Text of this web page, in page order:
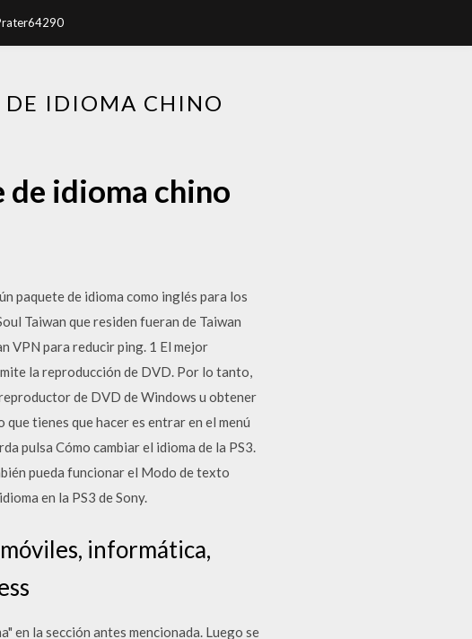
DE IDIOMA CHINO
de idioma chino
paquete de idioma como inglés para los
Taiwan que residen fueran de Taiwan
VPN para reducir ping. 1 El mejor
la reproducción de DVD. Por lo tanto,
de DVD de Windows u obtener
tienes que hacer es entrar en el menú
pulsa Cómo cambiar el idioma de la PS3.
pueda funcionar el Modo de texto
en la PS3 de Sony.
informática,
en la sección antes mencionada. Luego se